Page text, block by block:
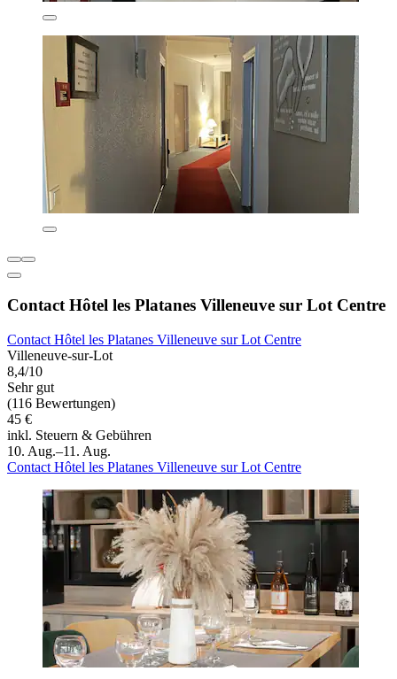
Contact Hôtel les Platanes Villeneuve sur Lot Centre
Contact Hôtel les Platanes Villeneuve sur Lot Centre
Villeneuve-sur-Lot
8,4/10
Sehr gut
(116 Bewertungen)
45 €
inkl. Steuern & Gebühren
10. Aug.–11. Aug.
Contact Hôtel les Platanes Villeneuve sur Lot Centre